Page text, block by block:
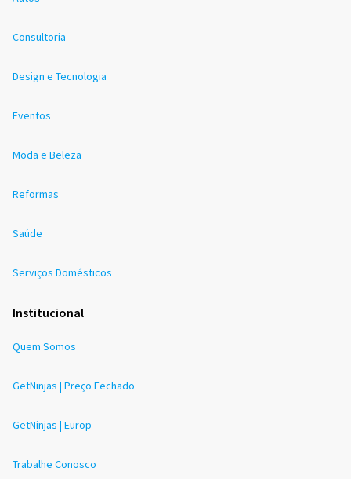
Consultoria
Design e Tecnologia
Eventos
Moda e Beleza
Reformas
Saúde
Serviços Domésticos
Institucional
Quem Somos
GetNinjas | Preço Fechado
GetNinjas | Europ
Trabalhe Conosco